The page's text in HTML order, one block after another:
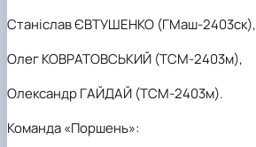
Станіслав ЄВТУШЕНКО (ГМаш-2403ск),
Олег КОВРАТОВСЬКИЙ (ТСМ-2403м),
Олександр ГАЙДАЙ (ТСМ-2403м).
Команда «Поршень»: